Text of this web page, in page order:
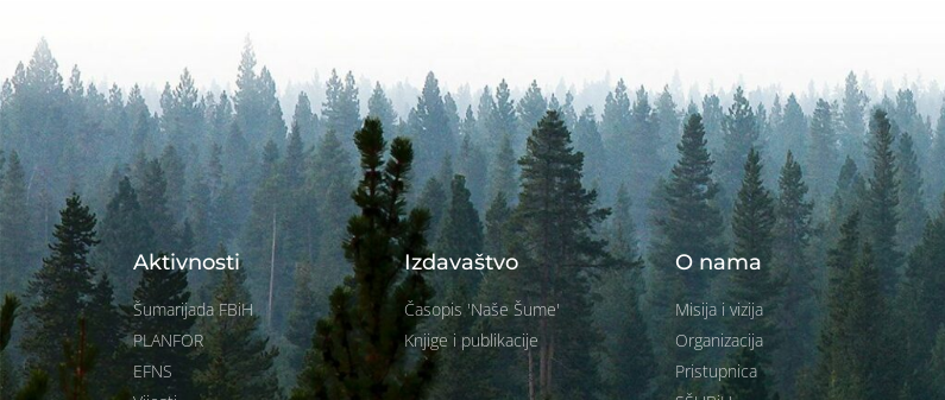
Aktivnosti
Šumarijada FBiH
PLANFOR
EFNS
Izdavaštvo
Časopis 'Naše Šume'
Knjige i publikacije
O nama
Misija i vizija
Organizacija
Pristupnica